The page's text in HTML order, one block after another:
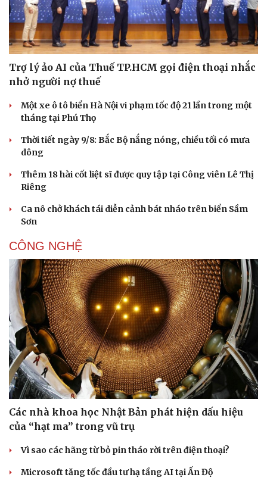
Trợ lý ảo AI của Thuế TP.HCM gọi điện thoại nhắc
nhở người nợ thuế
Một xe ô tô biển Hà Nội vi phạm tốc độ 21 lần trong một
tháng tại Phú Thọ
Thời tiết ngày 9/8: Bắc Bộ nắng nóng, chiều tối có mưa
dông
Thêm 18 hài cốt liệt sĩ được quy tập tại Công viên Lê Thị
Riêng
Ca nô chở khách tái diễn cảnh bát nháo trên biển Sầm
Sơn
CÔNG NGHỆ
Các nhà khoa học Nhật Bản phát hiện dấu hiệu
của “hạt ma” trong vũ trụ
Vì sao các hãng từ bỏ pin tháo rời trên điện thoại?
Microsoft tăng tốc đầu tư hạ tầng AI tại Ấn Độ